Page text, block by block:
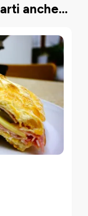
anche...